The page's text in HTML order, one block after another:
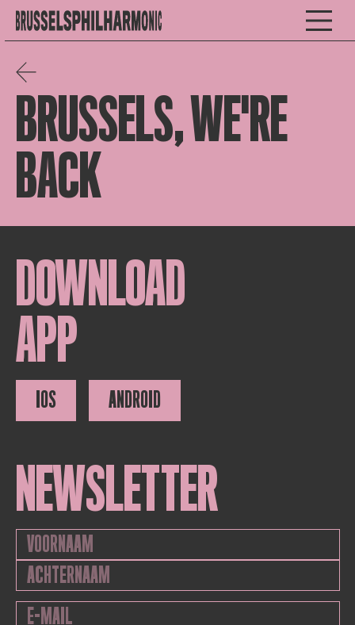
BRUSSELS, WE'RE
BACK
DOWNLOAD
APP
IOS ANDROID
NEWSLETTER